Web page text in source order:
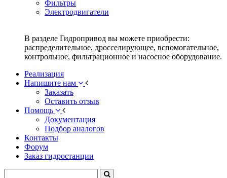
Фильтры
Электродвигатели
В разделе Гидропривод вы можете приобрести:
распределительное, дросселирующее, вспомогательное,
контрольное, фильтрационное и насосное оборудование.
Реализация
Напишите нам
Заказать
Оставить отзыв
Помощь
Документация
Подбор аналогов
Контакты
Форум
Заказ гидростанции